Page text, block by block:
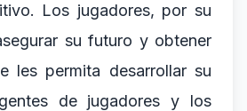
Los jugadores, por su
su futuro y obtener
les permita desarrollar su
de jugadores y los